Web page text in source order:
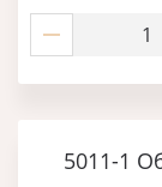
5011-1